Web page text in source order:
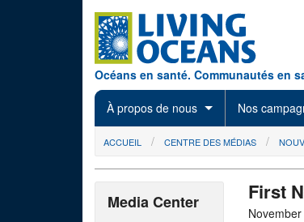
Océans en santé. Communautés en
À propos de nous Nos
You are here
ACCUEIL CENTRE DES MÉDIAS
First
Media Center